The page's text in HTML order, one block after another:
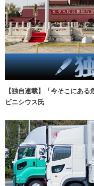
【独自連載】「今そこにあ
ビニシウス氏